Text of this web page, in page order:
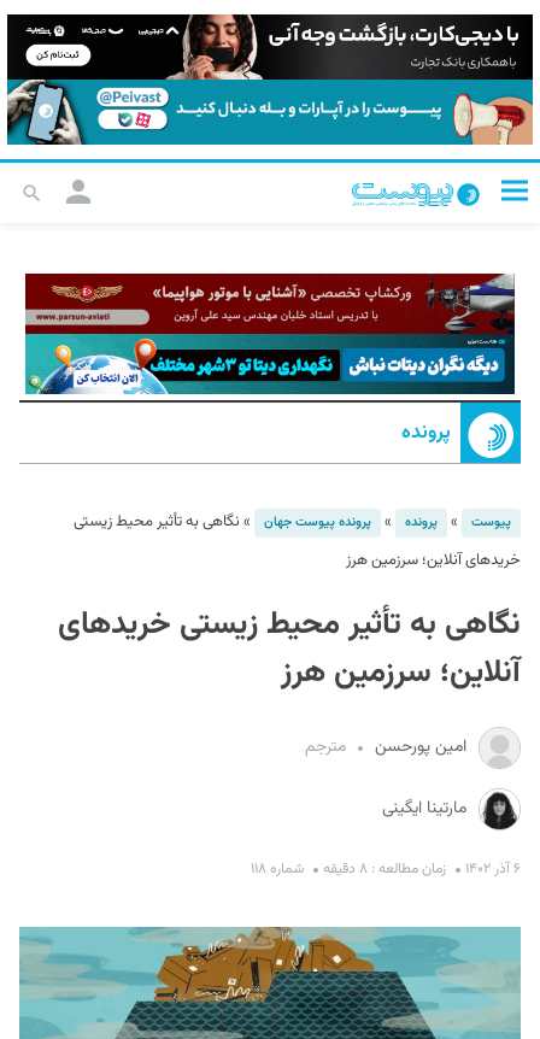
پرونده
پیوست » پرونده » پرونده پیوست جهان » نگاهی به تأثیر محیط زیستی
خریدهای آنلاین؛‌ سرزمین هرز
نگاهی به تأثیر محیط زیستی خریدهای
آنلاین؛‌ سرزمین هرز
امین پورحسن مترجم
مارتینا ایگینی
۶ آذر ۱۴۰۲ زمان مطالعه : ۸ دقیقه شماره ۱۱۸